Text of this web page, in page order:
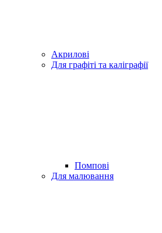
Акрилові
Для графіті та каліграфії
Помпові
Для малювання